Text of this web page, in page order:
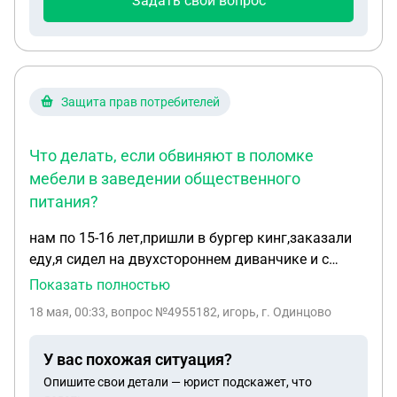
(Завещания нет) Кому отходит имущество в
количестве или родителям погибшего?
Защита прав потребителей
Что делать, если обвиняют в поломке
мебели в заведении общественного
питания?
нам по 15-16 лет,пришли в бургер кинг,заказали
еду,я сидел на двухстороннем диванчике и с
другой стороны сидел мужчина,остальные
меня,от любого движения либо моего либо
через минут 10 пришел еще один наш друг,он
попросил подвинуться,я двигаюсь и диванчик
Показать полностью
18 мая, 00:33, вопрос №4955182, игорь, г. Одинцово
У вас похожая ситуация?
Опишите свои детали — юрист подскажет, что